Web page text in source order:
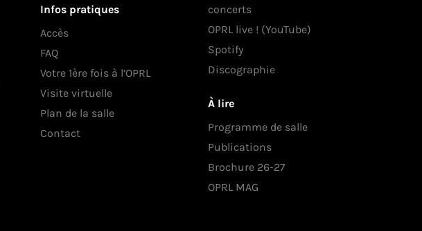
Infos pratiques
Accès
FAQ
Votre 1ère fois à l’OPRL
Visite virtuelle
Plan de la salle
Contact
concerts
OPRL live ! (YouTube)
Spotify
Discographie
À lire
Programme de salle
Publications
Brochure 26-27
OPRL MAG